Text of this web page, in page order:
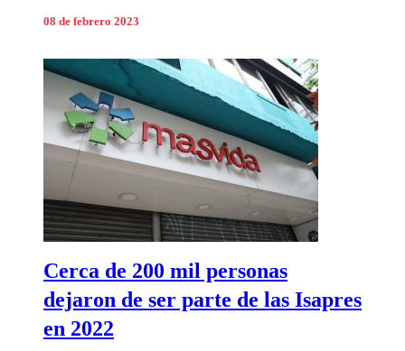
08 de febrero 2023
Cerca de 200 mil personas
dejaron de ser parte de las Isapres
en 2022